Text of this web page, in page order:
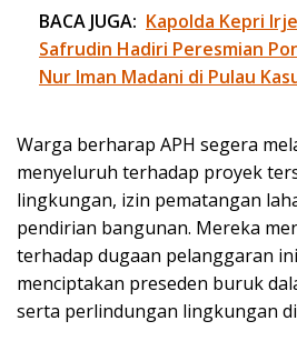
BACA JUGA: Kapolda Kepri
Safrudin Hadiri Peresmian
Nur Iman Madani di Pulau
Warga berharap APH segera
menyeluruh terhadap proyek
lingkungan, izin pematangan
pendirian bangunan. Mereka
terhadap dugaan pelanggaran
menciptakan preseden buruk
serta perlindungan lingkungan di